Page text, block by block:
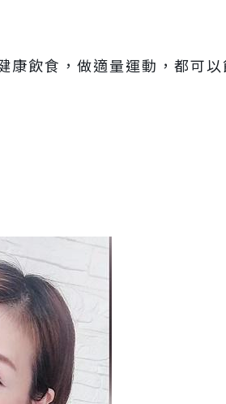
飲食，做適量運動，都可